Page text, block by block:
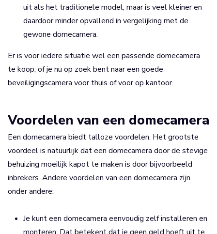
uit als het traditionele model, maar is veel kleiner en
daardoor minder opvallend in vergelijking met de
gewone domecamera.
Er is voor iedere situatie wel een passende domecamera
te koop; of je nu op zoek bent naar een goede
beveiligingscamera voor thuis of voor op kantoor.
Voordelen van een domecamera
Een domecamera biedt talloze voordelen. Het grootste
voordeel is natuurlijk dat een domecamera door de stevige
behuizing moeilijk kapot te maken is door bijvoorbeeld
inbrekers. Andere voordelen van een domecamera zijn
onder andere:
Je kunt een domecamera eenvoudig zelf installeren en